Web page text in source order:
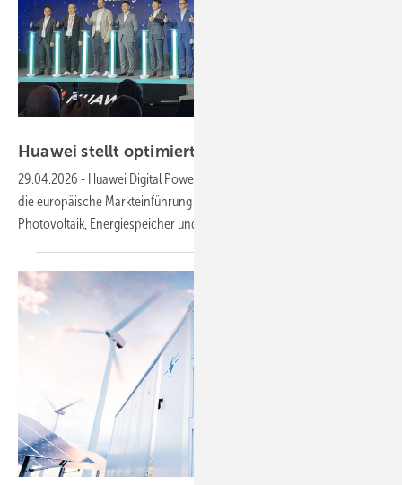
Huawei stellt optimierte, neue
29.04.2026 - Huawei Digital Power hat in Frankfurt am Main offiziell
die europäische Markteinführung seiner neuen Systemplattform für
Photovoltaik, Energiespeicher und Netzintegration